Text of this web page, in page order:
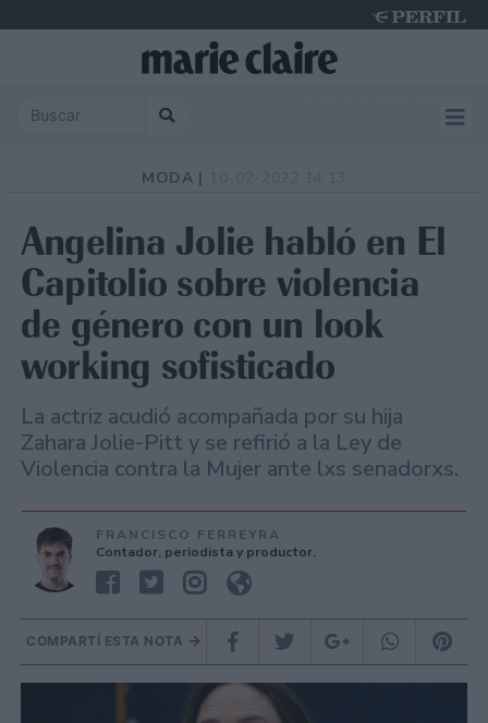
MODA |
Angelina Jolie habló en El
Capitolio sobre violencia
de género con un look
working sofisticado
La actriz acudió acompañada por su hija
Zahara Jolie-Pitt y se refirió a la Ley de
Violencia contra la Mujer ante lxs senadorxs.
FRANCISCO FERREYRA
Contador, periodista y productor.
COMPARTÍ ESTA NOTA